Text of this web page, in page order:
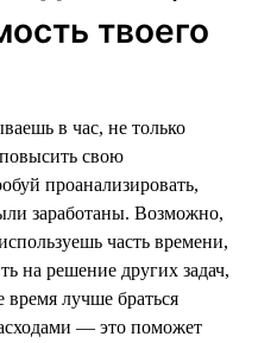
твоего
в час, не только
свою
проанализировать,
заработаны. Возможно,
часть времени,
на решение других задач,
лучше браться
— это поможет